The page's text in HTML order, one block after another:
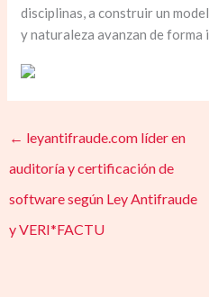
disciplinas, a construir un
y naturaleza avanzan de forma
← leyantifraude.com líder en
auditoría y certificación de
software según Ley Antifraude
y VERI*FACTU